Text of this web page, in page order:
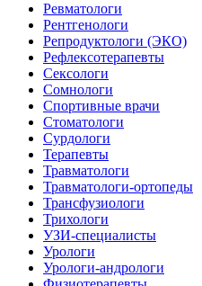
Ревматологи
Рентгенологи
Репродуктологи (ЭКО)
Рефлексотерапевты
Сексологи
Сомнологи
Спортивные врачи
Стоматологи
Сурдологи
Терапевты
Травматологи
Травматологи-ортопеды
Трансфузиологи
Трихологи
УЗИ-специалисты
Урологи
Урологи-андрологи